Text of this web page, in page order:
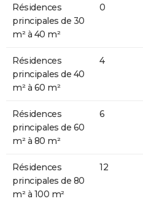
Résidences
principales de 30
m² à 40 m²
0
Résidences
principales de 40
m² à 60 m²
4
Résidences
principales de 60
m² à 80 m²
6
Résidences
principales de 80
m² à 100 m²
12